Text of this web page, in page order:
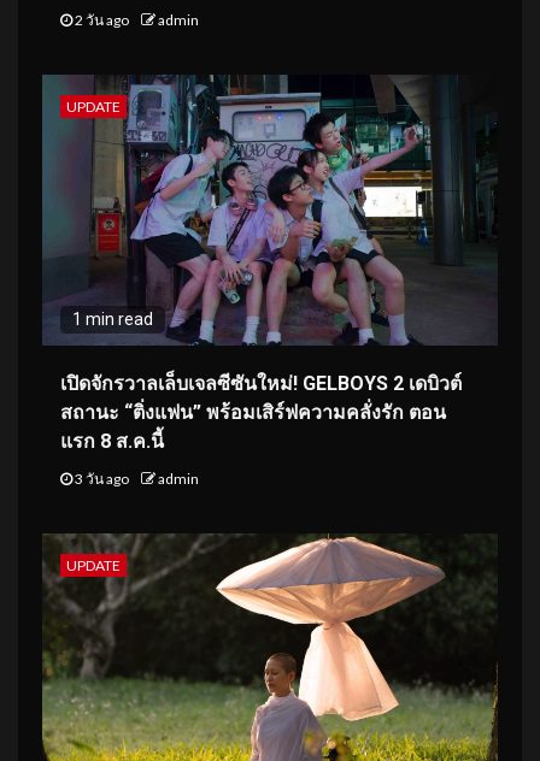
2 วัน ago admin
UPDATE
1 min read
เปิดจักรวาลเล็บเจลซีซันใหม่! GELBOYS 2 เดบิวต์
สถานะ “ติ่งแฟน” พร้อมเสิร์ฟความคลั่งรัก ตอน
แรก 8 ส.ค.นี้
3 วัน ago admin
UPDATE